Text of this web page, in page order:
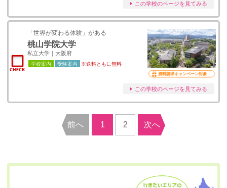
この学校のページを見てみる
「世界が変わる体験」がある
桃山学院大学
私立大学｜大阪府
学校案内 受験案内 ※送料ともに無料
資料請求キャンペーン対象
この学校のページを見てみる
前へ 1 2 次へ